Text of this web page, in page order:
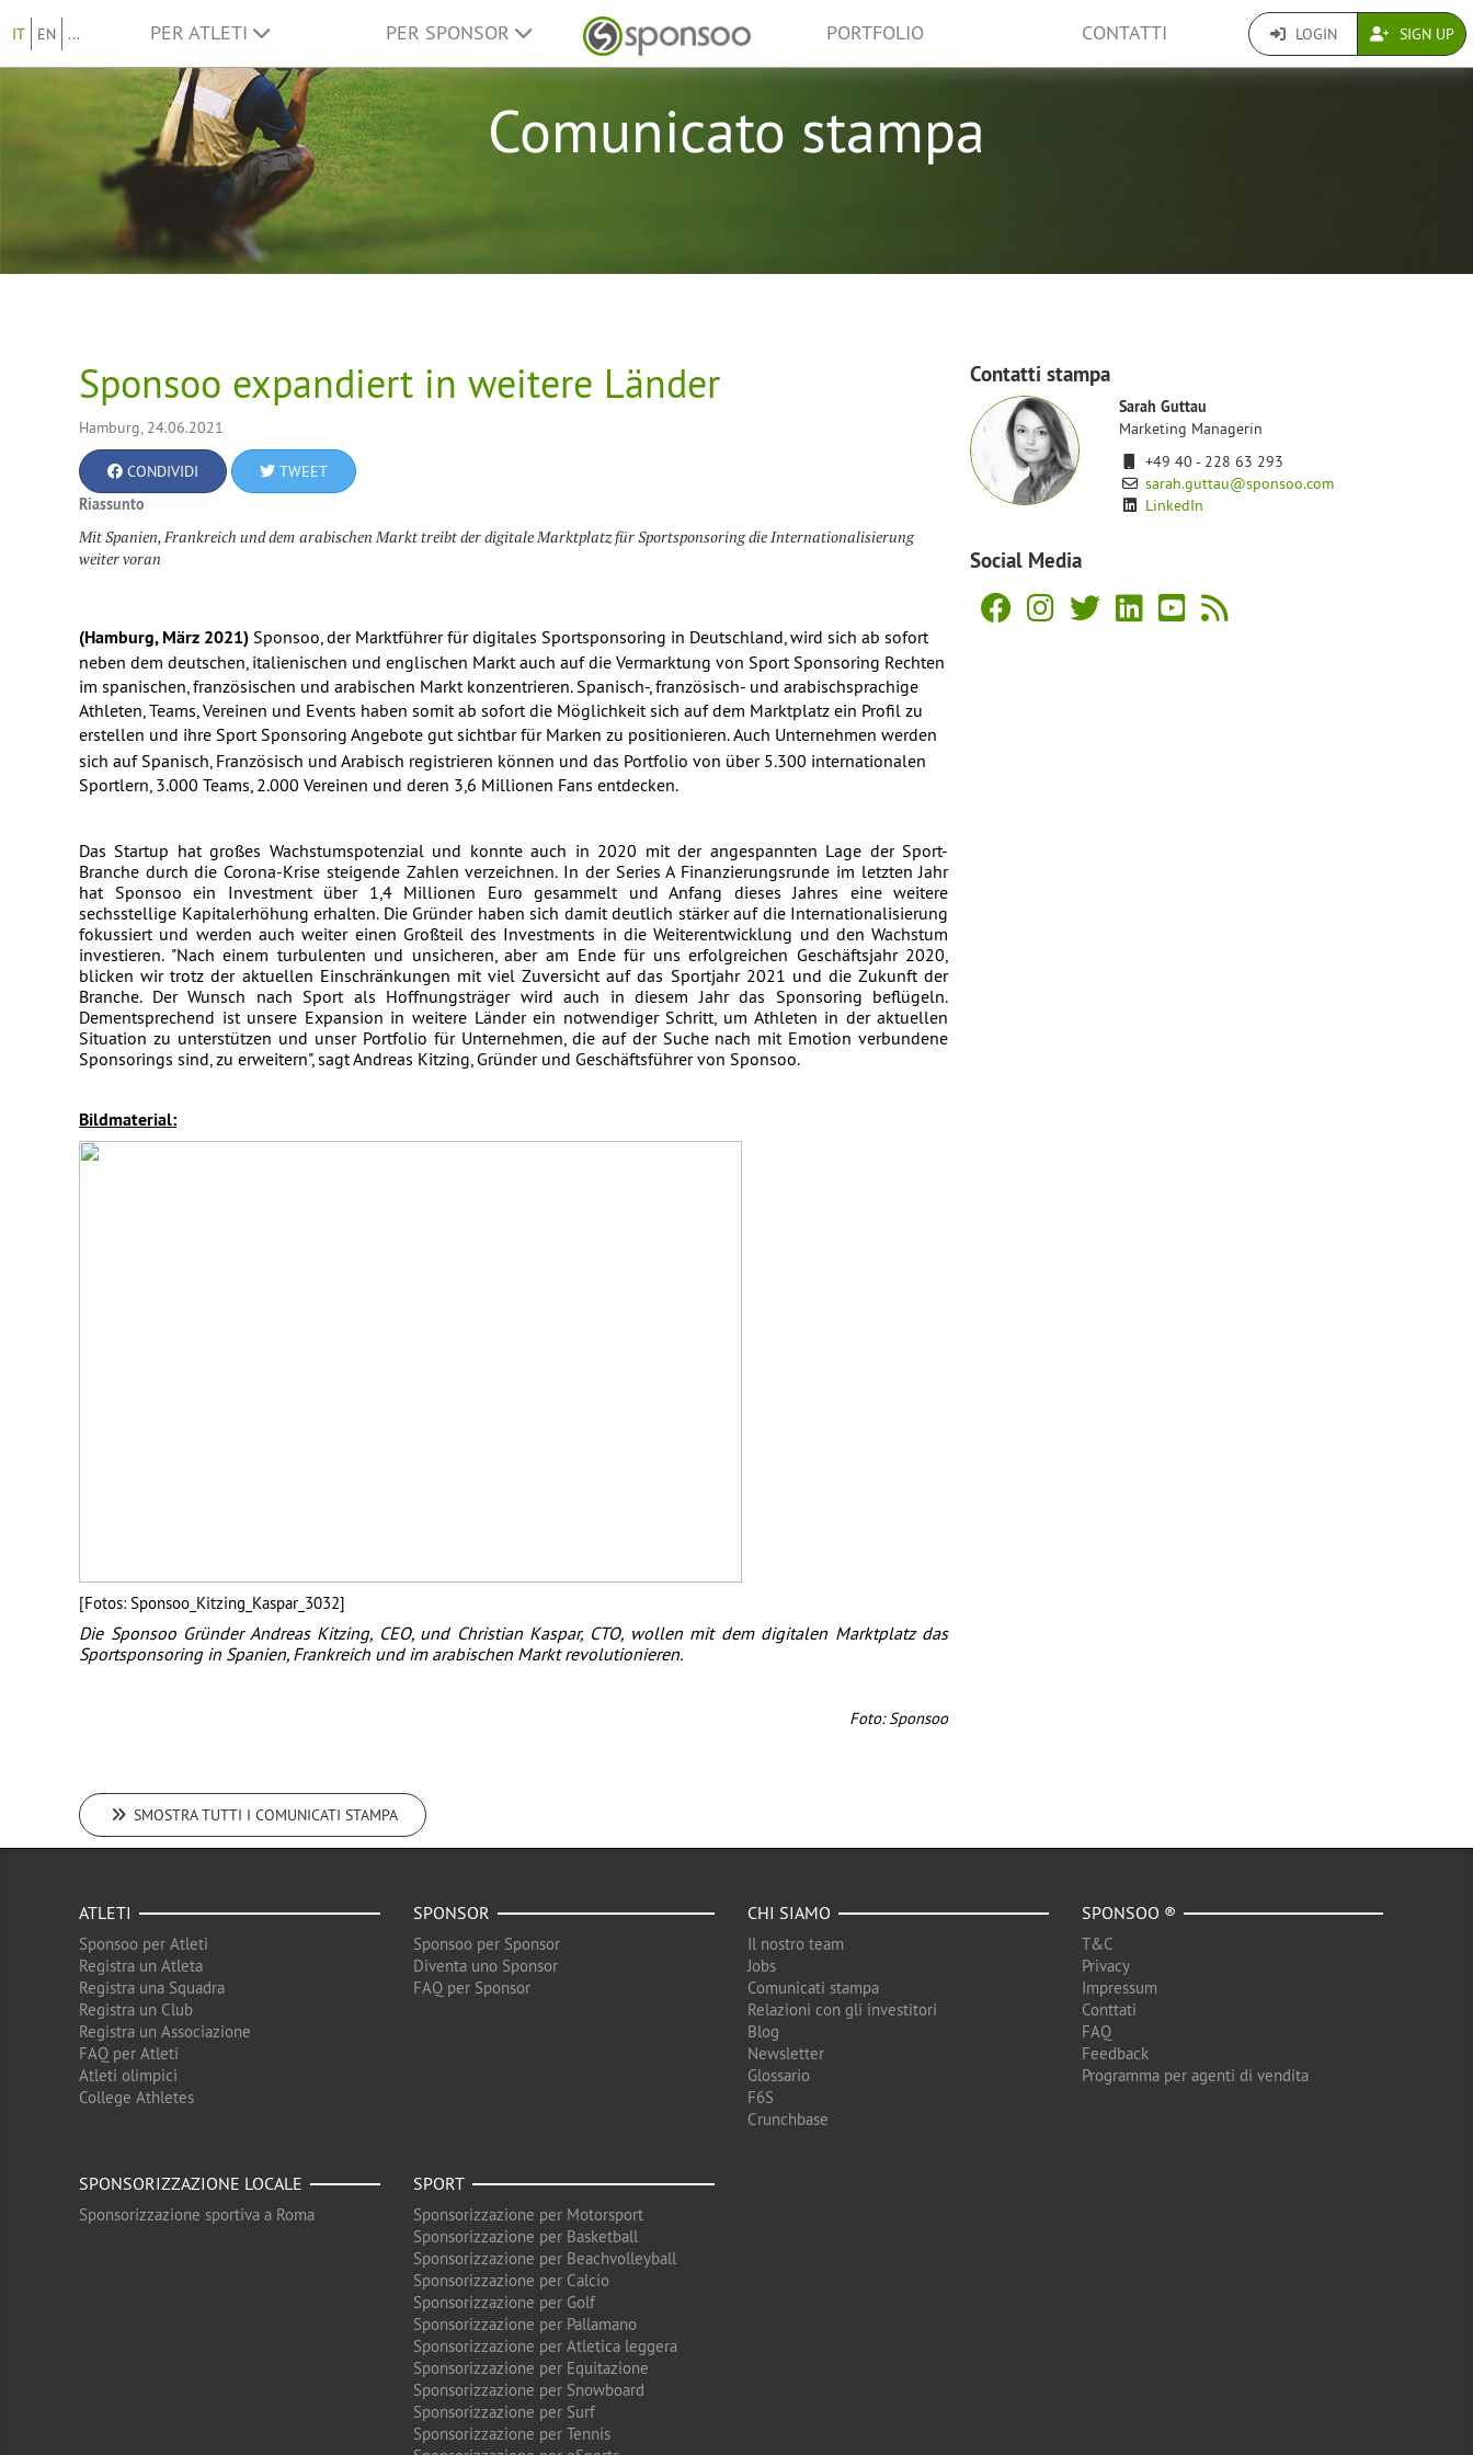
IT EN ... PER ATLETI PER SPONSOR PORTFOLIO CONTATTI LOGIN SIGN UP
Comunicato stampa
Sponsoo expandiert in weitere Länder
Hamburg, 24.06.2021
CONDIVIDI
TWEET
Riassunto
Mit Spanien, Frankreich und dem arabischen Markt treibt der digitale Marktplatz für Sportsponsoring die Internationalisierung
weiter voran
(Hamburg, März 2021) Sponsoo, der Marktführer für digitales Sportsponsoring in Deutschland, wird sich ab sofort
neben dem deutschen, italienischen und englischen Markt auch auf die Vermarktung von Sport Sponsoring Rechten
im spanischen, französischen und arabischen Markt konzentrieren. Spanisch-, französisch- und arabischsprachige
Athleten, Teams, Vereinen und Events haben somit ab sofort die Möglichkeit sich auf dem Marktplatz ein Profil zu
erstellen und ihre Sport Sponsoring Angebote gut sichtbar für Marken zu positionieren.Auch Unternehmen werden
sich auf Spanisch, Französisch und Arabisch registrieren können und das Portfolio von über 5.300 internationalen
Sportlern, 3.000 Teams, 2.000 Vereinen und deren 3,6 Millionen Fans entdecken.
Das Startup hat großes Wachstumspotenzial und konnte auch in 2020 mit der angespannten Lage der Sport-
Branche durch die Corona-Krise steigende Zahlen verzeichnen. In der Series A Finanzierungsrunde im letzten Jahr
hat Sponsoo ein Investment über 1,4 Millionen Euro gesammelt und Anfang dieses Jahres eine weitere
sechsstellige Kapitalerhöhung erhalten. Die Gründer haben sich damit deutlich stärker auf die Internationalisierung
fokussiert und werden auch weiter einen Großteil des Investments in die Weiterentwicklung und den Wachstum
investieren. "Nach einem turbulenten und unsicheren, aber am Ende für uns erfolgreichen Geschäftsjahr 2020,
blicken wir trotz der aktuellen Einschränkungen mit viel Zuversicht auf das Sportjahr 2021 und die Zukunft der
Branche. Der Wunsch nach Sport als Hoffnungsträger wird auch in diesem Jahr das Sponsoring beflügeln.
Dementsprechend ist unsere Expansion in weitere Länder ein notwendiger Schritt, um Athleten in der aktuellen
Situation zu unterstützen und unser Portfolio für Unternehmen, die auf der Suche nach mit Emotion verbundene
Sponsorings sind, zu erweitern", sagt Andreas Kitzing, Gründer und Geschäftsführer von Sponsoo.
Bildmaterial:
[Fotos: Sponsoo_Kitzing_Kaspar_3032]
Die Sponsoo Gründer Andreas Kitzing, CEO, und Christian Kaspar, CTO, wollen mit dem digitalen Marktplatz das
Sportsponsoring in Spanien, Frankreich und im arabischen Markt revolutionieren.
Foto: Sponsoo
SMOSTRA TUTTI I COMUNICATI STAMPA
Contatti stampa
Sarah Guttau
Marketing Managerin
+49 40 - 228 63 293
sarah.guttau@sponsoo.com
LinkedIn
Social Media
ATLETI
Sponsoo per Atleti
Registra un Atleta
Registra una Squadra
Registra un Club
Registra un Associazione
FAQ per Atleti
Atleti olimpici
College Athletes
SPONSOR
Sponsoo per Sponsor
Diventa uno Sponsor
FAQ per Sponsor
CHI SIAMO
Il nostro team
Jobs
Comunicati stampa
Relazioni con gli investitori
Blog
Newsletter
Glossario
F6S
Crunchbase
SPONSOO ®
T&C
Privacy
Impressum
Conttati
FAQ
Feedback
Programma per agenti di vendita
SPONSORIZZAZIONE LOCALE
Sponsorizzazione sportiva a Roma
SPORT
Sponsorizzazione per Motorsport
Sponsorizzazione per Basketball
Sponsorizzazione per Beachvolleyball
Sponsorizzazione per Calcio
Sponsorizzazione per Golf
Sponsorizzazione per Pallamano
Sponsorizzazione per Atletica leggera
Sponsorizzazione per Equitazione
Sponsorizzazione per Snowboard
Sponsorizzazione per Surf
Sponsorizzazione per Tennis